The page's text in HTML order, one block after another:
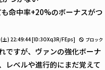
命中率+20%のボーナスがつ
土) 22:49:44[ID:3OXq3R/FEps] ブロック
ですが、ヴァンの強化ボーナ
レベルや進行的にまだ覚えて